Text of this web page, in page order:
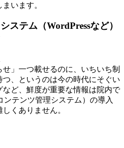
います。
ステム（WordPressなど）
せ」一つ載せるのに、いちいち制
、というのは今の時代にそぐい
など、鮮度が重要な情報は院内で
ンテンツ管理システム）の導入
くありません。